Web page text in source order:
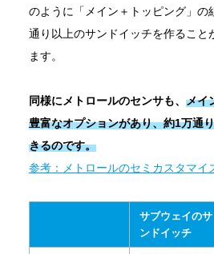
のように「メイン＋トッピング」の
通り以上のサンドイッチを作ること
ます。
同様にメトロールのセンサも、 メイ
豊富なオプションがあり、約1万通
きるのです。
参考：メトロールのセミカスタマイ
サブウェイのサ
ンドイッチ